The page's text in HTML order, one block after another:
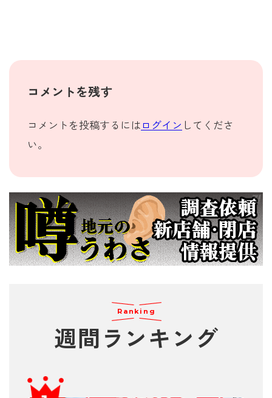
コメントを残す
コメントを投稿するには ログイン してくださ
い。
Ranking
週間 ランキング